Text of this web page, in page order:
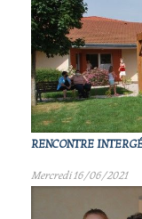
RENCONTRE
Mercredi 16/06/2021